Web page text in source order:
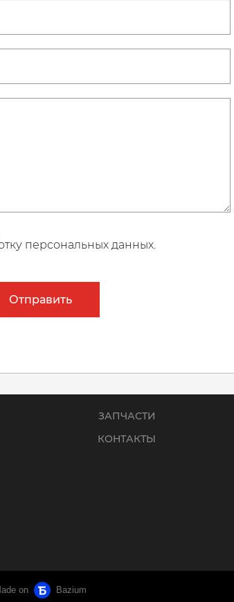
персональных данных.
Отправить
ЗАПЧАСТИ
КОНТАКТЫ
on Bazium